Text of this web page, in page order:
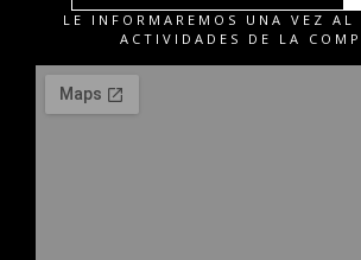
LE INFORMAREMOS UNA VEZ AL
ACTIVIDADES DE LA